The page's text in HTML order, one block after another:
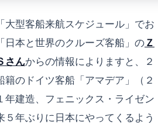
大型客船来航スケジュール」でお
日本と世界のクルーズ客船」の Ｚ
さんからの情報によりますと、２
籍のドイツ客船「アマデア」（２
年建造、フェニックス・ライゼン
５年ぶりに日本にやってくるよう